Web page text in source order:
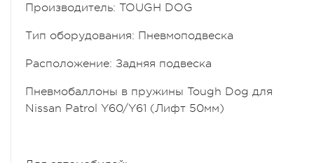
Производитель: TOUGH DOG
Тип оборудования: Пневмоподвеска
Расположение: Задняя подвеска
Пневмобаллоны в пружины Tough Dog для
Nissan Patrol Y60/Y61 (Лифт 50мм)